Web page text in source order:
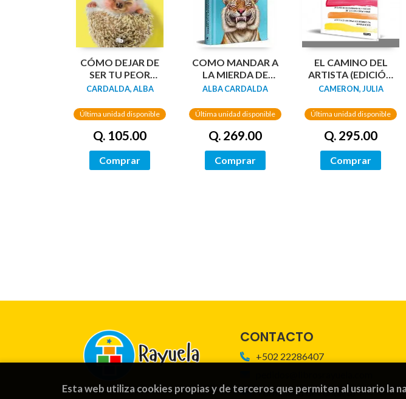
CÓMO DEJAR DE
SER TU PEOR
ENEMIGO (EDICIÓN
CARDALDA, ALBA
Última unidad disponible
Q. 105.00
Comprar
COMO MANDAR A
LA MIERDA DE
FORMA EDUCADA
TAPA DURA)
ALBA CARDALDA
Última unidad disponible
Q. 269.00
Comprar
EL CAMINO DEL
ARTISTA (EDICIÓN
ESPECIAL EN TAPA
CAMERON, JULIA
Última unidad disponible
Q. 295.00
Comprar
CONTACTO
+502 22286407
Formulario de contacto
Esta web utiliza cookies propias y de terceros que permiten al usuario la